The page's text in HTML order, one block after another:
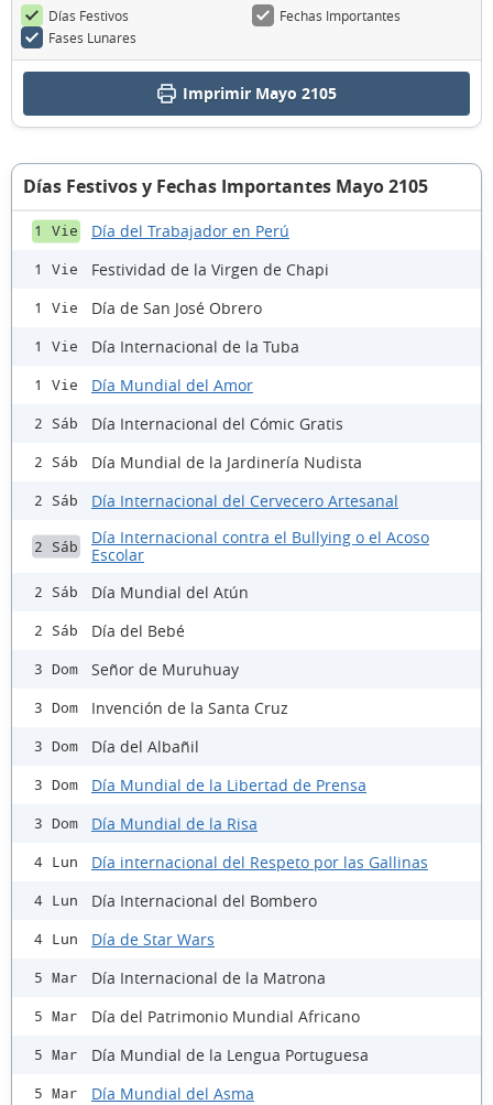
Días Festivos
Fechas Importantes
Fases Lunares
Imprimir Mayo 2105
Días Festivos y Fechas Importantes Mayo 2105
1 Vie Día del Trabajador en Perú
1 Vie Festividad de la Virgen de Chapi
1 Vie Día de San José Obrero
1 Vie Día Internacional de la Tuba
1 Vie Día Mundial del Amor
2 Sáb Día Internacional del Cómic Gratis
2 Sáb Día Mundial de la Jardinería Nudista
2 Sáb Día Internacional del Cervecero Artesanal
2 Sáb
Día Internacional contra el Bullying o el Acoso
Escolar
2 Sáb Día Mundial del Atún
2 Sáb Día del Bebé
3 Dom Señor de Muruhuay
3 Dom Invención de la Santa Cruz
3 Dom Día del Albañil
3 Dom Día Mundial de la Libertad de Prensa
3 Dom Día Mundial de la Risa
4 Lun Día internacional del Respeto por las Gallinas
4 Lun Día Internacional del Bombero
4 Lun Día de Star Wars
5 Mar Día Internacional de la Matrona
5 Mar Día del Patrimonio Mundial Africano
5 Mar Día Mundial de la Lengua Portuguesa
5 Mar Día Mundial del Asma